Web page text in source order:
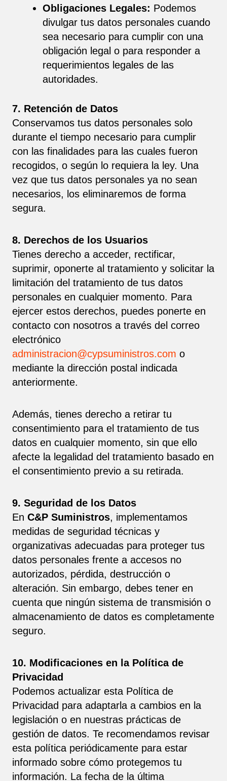
Obligaciones Legales: Podemos
divulgar tus datos personales cuando
sea necesario para cumplir con una
obligación legal o para responder a
requerimientos legales de las
autoridades.
7. Retención de Datos
Conservamos tus datos personales solo
durante el tiempo necesario para cumplir
con las finalidades para las cuales fueron
recogidos, o según lo requiera la ley. Una
vez que tus datos personales ya no sean
necesarios, los eliminaremos de forma
segura.
8. Derechos de los Usuarios
Tienes derecho a acceder, rectificar,
suprimir, oponerte al tratamiento y solicitar la
limitación del tratamiento de tus datos
personales en cualquier momento. Para
ejercer estos derechos, puedes ponerte en
contacto con nosotros a través del correo
electrónico
administracion@cypsuministros.com o
mediante la dirección postal indicada
anteriormente.
Además, tienes derecho a retirar tu
consentimiento para el tratamiento de tus
datos en cualquier momento, sin que ello
afecte la legalidad del tratamiento basado en
el consentimiento previo a su retirada.
9. Seguridad de los Datos
En C&P Suministros, implementamos
medidas de seguridad técnicas y
organizativas adecuadas para proteger tus
datos personales frente a accesos no
autorizados, pérdida, destrucción o
alteración. Sin embargo, debes tener en
cuenta que ningún sistema de transmisión o
almacenamiento de datos es completamente
seguro.
10. Modificaciones en la Política de
Privacidad
Podemos actualizar esta Política de
Privacidad para adaptarla a cambios en la
legislación o en nuestras prácticas de
gestión de datos. Te recomendamos revisar
esta política periódicamente para estar
informado sobre cómo protegemos tu
información. La fecha de la última